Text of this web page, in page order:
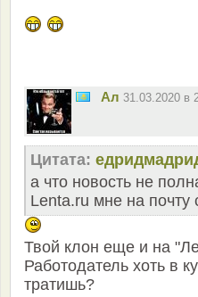
Ал 31.03.2020 в
Цитата:
а что новость не
Lenta.ru мне на
Твой клон еще и на
Работодатель хоть в
тратишь?